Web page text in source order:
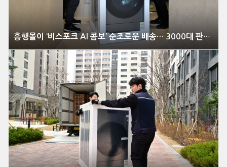
흥행몰이 ‘비스포크 AI 콤보’ 순조로운 배송… 3000대 판매 돌파